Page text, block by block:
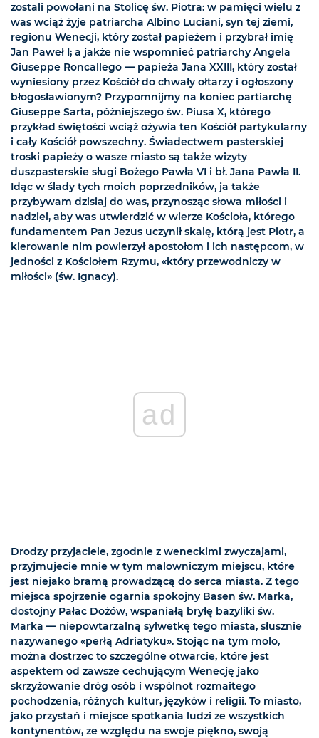
zostali powołani na Stolicę św. Piotra: w pamięci wielu z
was wciąż żyje patriarcha Albino Luciani, syn tej ziemi,
regionu Wenecji, który został papieżem i przybrał imię
Jan Paweł I; a jakże nie wspomnieć patriarchy Angela
Giuseppe Roncallego — papieża Jana XXIII, który został
wyniesiony przez Kościół do chwały ołtarzy i ogłoszony
błogosławionym? Przypomnijmy na koniec partiarchę
Giuseppe Sarta, późniejszego św. Piusa X, którego
przykład świętości wciąż ożywia ten Kościół partykularny
i cały Kościół powszechny. Świadectwem pasterskiej
troski papieży o wasze miasto są także wizyty
duszpasterskie sługi Bożego Pawła VI i bł. Jana Pawła II.
Idąc w ślady tych moich poprzedników, ja także
przybywam dzisiaj do was, przynosząc słowa miłości i
nadziei, aby was utwierdzić w wierze Kościoła, którego
fundamentem Pan Jezus uczynił skalę, którą jest Piotr, a
kierowanie nim powierzył apostołom i ich następcom, w
jedności z Kościołem Rzymu, «który przewodniczy w
miłości» (św. Ignacy).
ad
Drodzy przyjaciele, zgodnie z weneckimi zwyczajami,
przyjmujecie mnie w tym malowniczym miejscu, które
jest niejako bramą prowadzącą do serca miasta. Z tego
miejsca spojrzenie ogarnia spokojny Basen św. Marka,
dostojny Pałac Dożów, wspaniałą bryłę bazyliki św.
Marka — niepowtarzalną sylwetkę tego miasta, słusznie
nazywanego «perłą Adriatyku». Stojąc na tym molo,
można dostrzec to szczególne otwarcie, które jest
aspektem od zawsze cechującym Wenecję jako
skrzyżowanie dróg osób i wspólnot rozmaitego
pochodzenia, różnych kultur, języków i religii. To miasto,
jako przystań i miejsce spotkania ludzi ze wszystkich
kontynentów, ze względu na swoje piękno, swoją